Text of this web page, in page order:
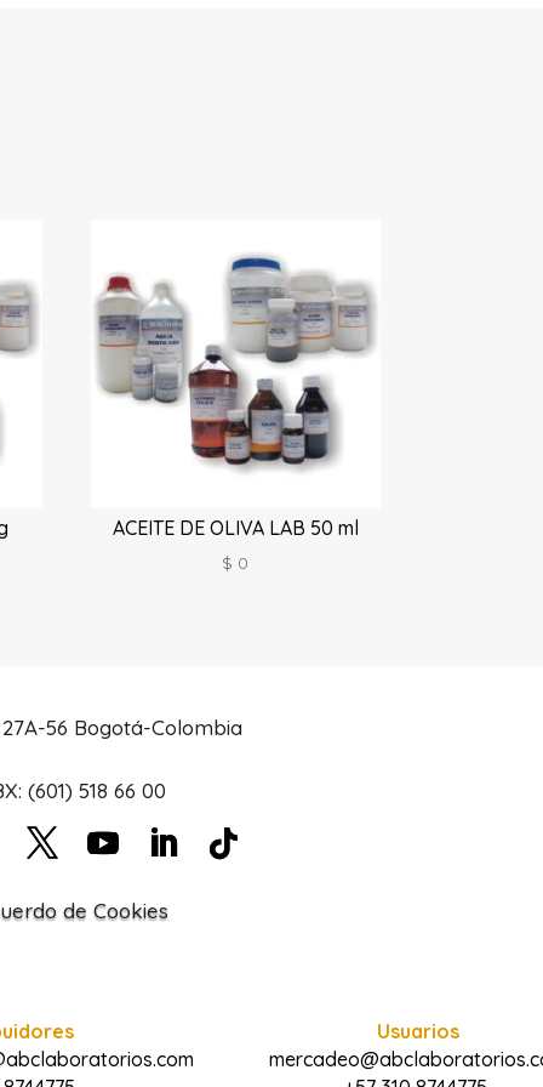
ACEITE DE OLIVA LAB 50 ml
$ 0
56 Bogotá-Colombia
(601) 518 66 00
de Cookies
Usuarios